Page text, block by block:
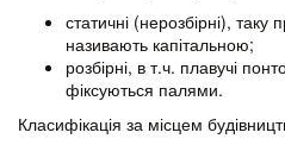
статичні (нерозбірні),
називають капітальною;
розбірні, в т.ч. плавучі
фіксуються палями.
Класифікація за місцем